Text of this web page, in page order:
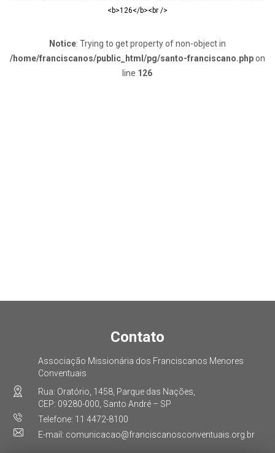
Notice: Trying to get property of non-object in
/home/franciscanos/public_html/pg/santo-franciscano.phpon
line 126
Contato
Associação Missionária dos Franciscanos Menores
Conventuais
Rua: Oratório, 1458, Parque das Nações,
CEP: 09280-000, Santo André – SP
Telefone: 11 4472-8100
E-mail: comunicacao@franciscanosconventuais.org.br